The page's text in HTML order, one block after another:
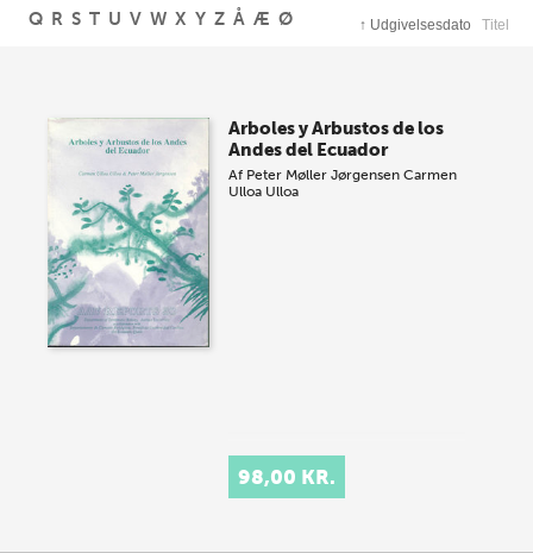
Q R S T U V W X Y Z Å Æ Ø ↑ Udgivelsesdato Titel
Arboles y Arbustos de los
Andes del Ecuador
Af Peter Møller Jørgensen Carmen
Ulloa Ulloa
98,00 KR.